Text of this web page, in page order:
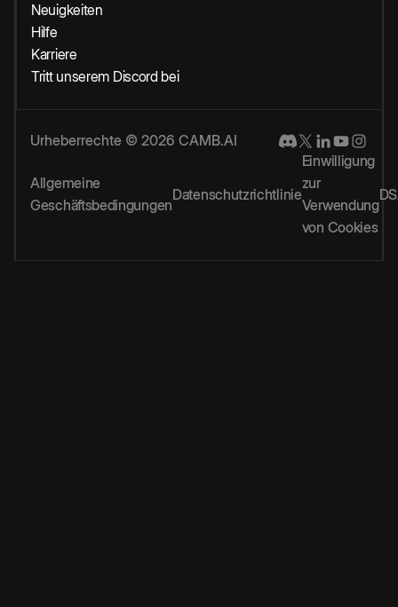
Neuigkeiten
Hilfe
Karriere
Tritt unserem Discord bei
Urheberrechte © 2026 CAMB.AI
Allgemeine
Geschäftsbedingungen
Datenschutzrichtlinie
Einwilligung
zur
Verwendung
von Cookies